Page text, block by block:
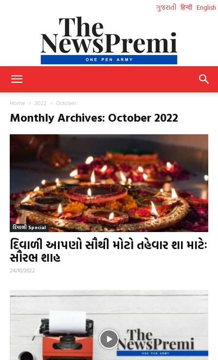
ગુજરાતી हिन्दी English
Home 2022 October
Monthly Archives: October 2022
દિવાળી Special
દિવાળી આપણો સૌથી મોટો તહેવાર શા માટેઃ
સૌરભ શાહ
24/10/2022